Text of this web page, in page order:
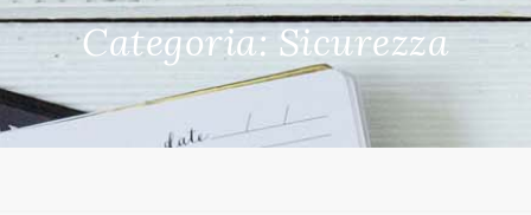
Categoria: Sicurezza